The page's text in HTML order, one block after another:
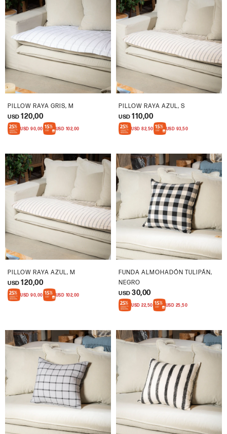
PILLOW RAYA GRIS, M
USD 120,00
USD 90,00 USD 102,00
PILLOW RAYA AZUL, S
USD 110,00
USD 82,50 USD 93,50
PILLOW RAYA AZUL, M
USD 120,00
USD 90,00 USD 102,00
FUNDA ALMOHADÓN TULIPÁN,
NEGRO
USD 30,00
USD 22,50 USD 25,50